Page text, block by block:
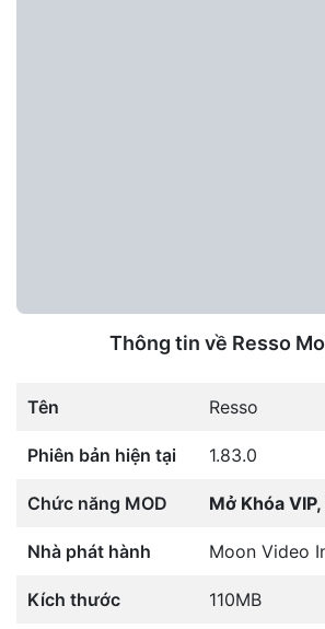
Thông tin về Resso
Tên Resso
Phiên bản hiện tại 1.83.0
Chức năng MOD Mở Khóa
Nhà phát hành Moon Video
Kích thước 110MB